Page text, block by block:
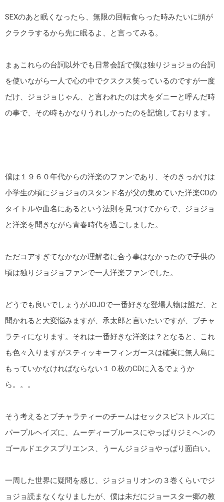
SEXのあと眠くなったら、無限の回転食らった時みたいに頭が
クラクラするから先に眠るよ、と言ってみる。
まぁこれらの台詞以外でも日常会話で僕は独りジョジョの台詞
を使いながら一人で心の中でクスクス笑っているのですが一度
だけ、ジョジョじゃん、と言われたのは犬をダニーと呼んだ時
の事で、その時もかなりうれしかったのを記憶しております。
僕は１９６０年代からの洋楽のファンであり、そのきっかけは
小学生の頃にジョジョのスタンド名が父の集めていた洋楽CDの
タイトルや曲名にあるという法則を見つけてからで、ジョジョ
と洋楽を聞きながら青春時代を過ごしました。
ただコアすぎてなかなか理解者に合う事はなかったので子供の
頃は独りジョジョファンで一人洋楽ファンでした。
どうでも良いでしょうがJOJOで一番好きな登場人物は誰だ、と
聞かれると大変悩みますが、承太郎と言いたいですが、ブチャ
ラティになります。それは一番好きな洋楽は？となると、これ
も色々入りますがスティッキーフィンガースは確実に無人島に
もっていかなければならない１０枚のCDに入るでょうか
ら。。。
そう考えるとブチャラティーのチームはセックスピストルズに
パープルヘイズに、ムーディーブルースにやっぱりジミヘンの
ゴールドエクスプリエンス、うーんジョジョやっぱり面白い。
一周した世界に疑問を感じ、ジョジョリオンの３巻くらいでジ
ョジョ読まなくなりましたが、僕は未だにジョースター郷の教